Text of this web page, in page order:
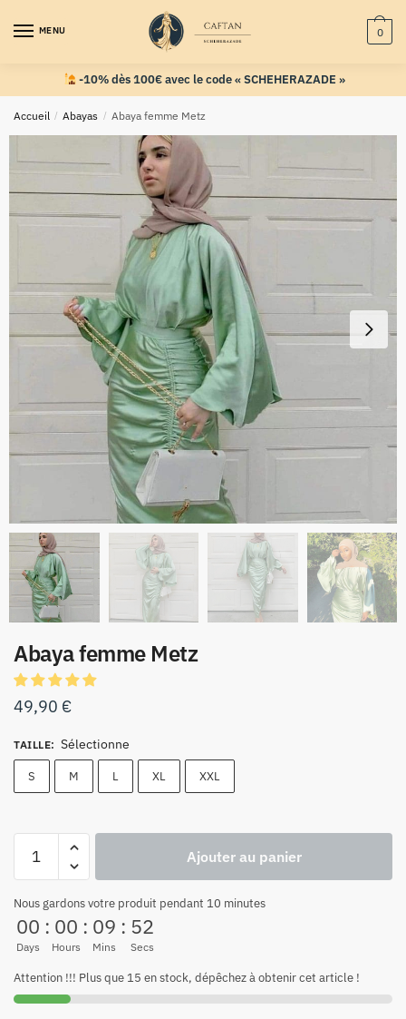
MENU 0
-10% dès 100€ avec le code « SCHEHERAZADE »
Accueil / Abayas / Abaya femme Metz
Abaya femme Metz
49,90 €
TAILLE: Sélectionne
S M L XL XXL
Ajouter au panier
Nous gardons votre produit pendant 10 minutes
00
Days
: 00
Hours
: 09
Mins
: 51
Secs
Attention !!! Plus que 15 en stock, dépêchez à obtenir cet article !